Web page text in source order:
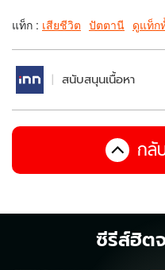
แท็ก : เสียชีวิต ปัตตานี ดูแท็ก
สนับสนุนเนื้อหา
กลั
ซีรีส์ฮิต